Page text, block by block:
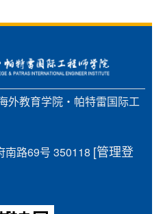
外教育学院・帕特雷国际工
南路69号 350118 [管理登